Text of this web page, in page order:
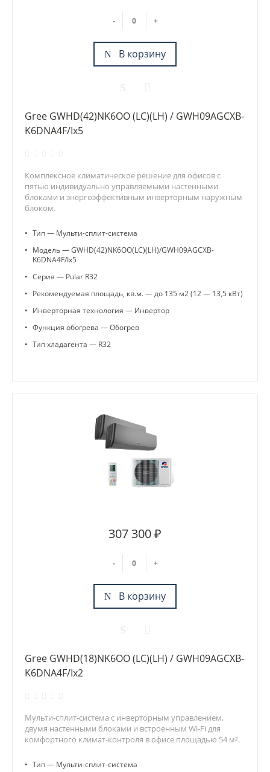
- +
В корзину
Gree GWHD(42)NK6OO (LC)(LH) / GWH09AGCXB-
K6DNA4F/Ix5
Комплексное климатическое решение для офисов с
пятью индивидуально управляемыми настенными
блоками и энергоэффективным инверторным наружным
блоком.
• Тип — Мульти-сплит-система
• Модель — GWHD(42)NK6OO(LC)(LH)/GWH09AGCXB-
K6DNA4F/Ix5
• Серия — Pular R32
• Рекомендуемая площадь, кв.м. — до 135 м2 (12 — 13,5 кВт)
• Инверторная технология — Инвертор
• Функция обогрева — Обогрев
• Тип хладагента — R32
307 300 ₽
- +
В корзину
Gree GWHD(18)NK6OO (LC)(LH) / GWH09AGCXB-
K6DNA4F/Ix2
Мульти-сплит-система с инверторным управлением,
двумя настенными блоками и встроенным Wi-Fi для
комфортного климат-контроля в офисе площадью 54 м².
• Тип — Мульти-сплит-система